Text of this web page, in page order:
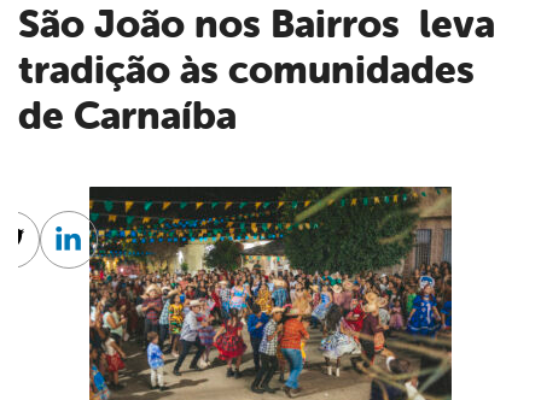
São João nos Bairros leva
tradição às comunidades
de Carnaíba
Twitter
Linkedin